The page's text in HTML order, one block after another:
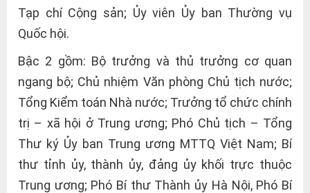
Tạp chí Cộng sản; Ủy viên Ủy ban Thường vụ
Quốc hội.
Bậc 2 gồm: Bộ trưởng và thủ trưởng cơ quan
ngang bộ; Chủ nhiệm Văn phòng Chủ tịch nước;
Tổng Kiểm toán Nhà nước; Trưởng tổ chức chính
trị – xã hội ở Trung ương; Phó Chủ tịch – Tổng
Thư ký Ủy ban Trung ương MTTQ Việt Nam; Bí
thư tỉnh ủy, thành ủy, đảng ủy khối trực thuộc
Trung ương; Phó Bí thư Thành ủy Hà Nội, Phó Bí